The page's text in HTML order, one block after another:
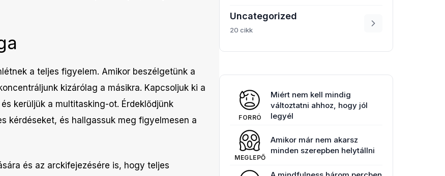
a teljes figyelem. Amikor beszélgetünk a
kizárólag a másikra. Kapcsoljuk ki a
kerüljük a multitasking-ot. Érdeklődjünk
kérdéseket, és hallgassuk meg figyelmesen a
és az arckifejezésére is, hogy teljes
Uncategorized
20 cikk
FORRÓ
Miért nem kell mindig
változtatni ahhoz, hogy jól
legyél
MEGLEPŐ
Amikor már nem akarsz
minden szerepben helytállni